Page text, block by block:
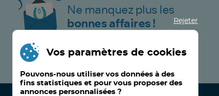
Ne manquez plus les
bonnes affaires !
JE M’INSCRIS MAINTENANT !
Rejeter
Vos paramètres de cookies
Pouvons-nous utiliser vos données à des
fins statistiques et pour vous proposer des
annonces personnalisées ?